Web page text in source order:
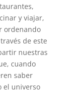
y viajar,
ordenando
de este
nuestras
cuando
saber
el universo